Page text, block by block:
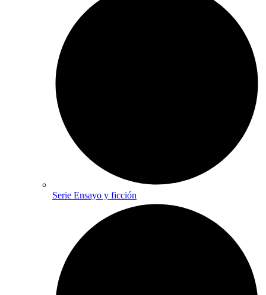
Serie Ensayo y ficción